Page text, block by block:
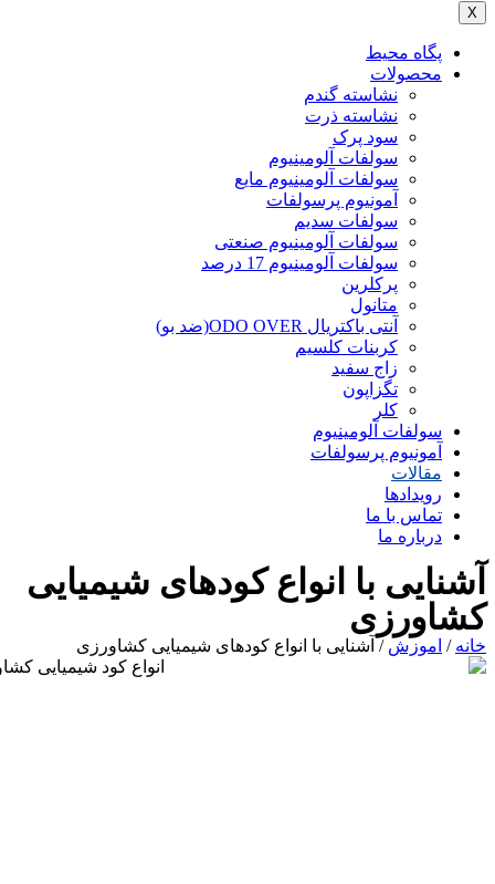
X
پگاه محیط
محصولات
نشاسته گندم
نشاسته ذرت
سود پرک
سولفات آلومینیوم
سولفات آلومینیوم مایع
آمونیوم پرسولفات
سولفات سدیم
سولفات آلومینیوم صنعتی
سولفات آلومینیوم 17 درصد
پرکلرین
متانول
آنتی باکتریال ODO OVER(ضد بو)
کربنات کلسیم
زاج سفید
تگزاپون
کلر
سولفات آلومینیوم
آمونیوم پرسولفات
مقالات
رویدادها
تماس با ما
درباره ما
آشنایی با انواع کودهای شیمیایی
کشاورزی
خانه / اموزش / آشنایی با انواع کودهای شیمیایی کشاورزی